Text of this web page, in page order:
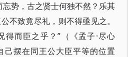
忘势，古之贤士何独不然？乐其
不致竟尽礼，则不得亟见之。
得而臣之乎？”（《孟子·尽心
己摆在同王公大臣平等的位置